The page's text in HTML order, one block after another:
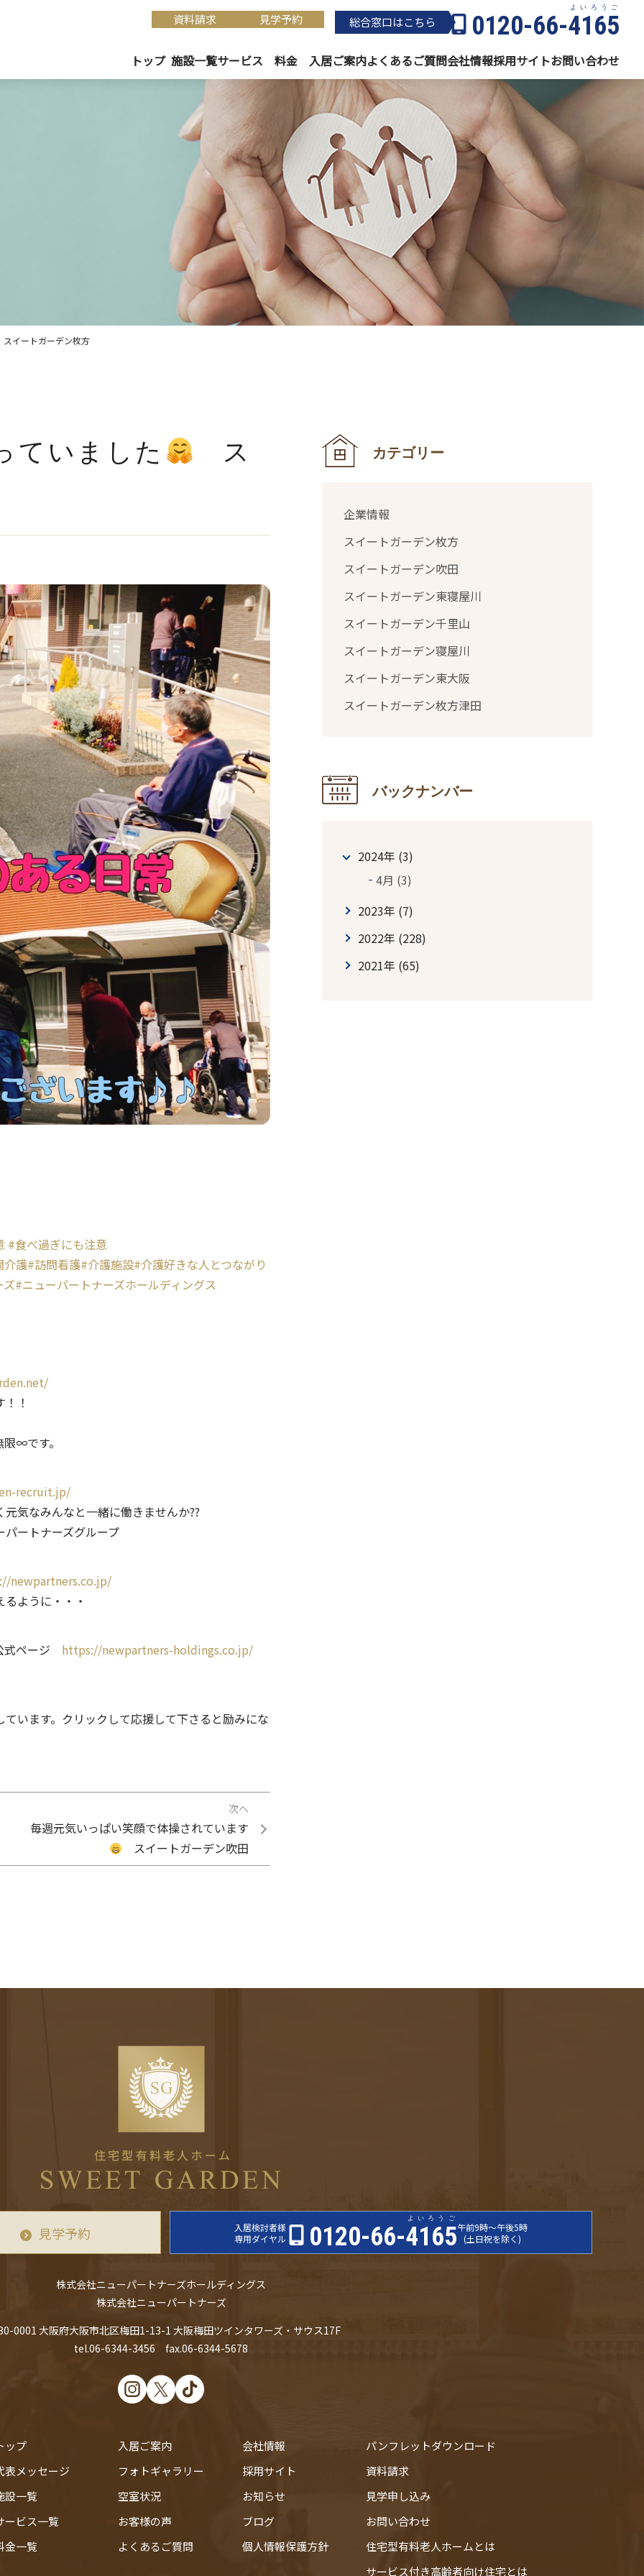
資料請求 見学予約 総合窓⼝はこちら 0120-66-4165
よいろうご
トップ 施設一覧サービス 料金 入居ご案内よくあるご質問会社情報採用サイトお問い合わせ
イートガーデン枚方
ていました ス
#食べ過ぎにも注意
介護#訪問看護#介護施設#介護好きな人とつながり
#ニューパートナーズホールディングス
！
∞です。
recruit.jp/
なみんなと一緒に働きませんか??
トナーズグループ
newpartners.co.jp/
ように・・・
式ページ https://newpartners-holdings.co.jp/
ます。クリックして応援して下さると励みにな
次へ
毎週元気いっぱい笑顔で体操されています
スイートガーデン吹田
カテゴリー
企業情報
スイートガーデン枚方
スイートガーデン吹田
スイートガーデン東寝屋川
スイートガーデン千里山
スイートガーデン寝屋川
スイートガーデン東大阪
スイートガーデン枚方津田
バックナンバー
2024年 (3)
4月 (3)
2023年 (7)
2022年 (228)
2021年 (65)
見学予約
入居検討者様
専用ダイヤル
0120-66-4165
よいろうご
午前9時〜午後5時
(土日祝を除く)
株式会社ニューパートナーズホールディングス
株式会社ニューパートナーズ
0001 大阪府大阪市北区梅田1-13-1 大阪梅田ツインタワーズ・サウス17F
tel.06-6344-3456 fax.06-6344-5678
ップ
表メッセージ
設一覧
ービス一覧
金一覧
入居ご案内
フォトギャラリー
空室状況
お客様の声
よくあるご質問
会社情報
採用サイト
お知らせ
ブログ
個人情報保護方針
パンフレットダウンロード
資料請求
見学申し込み
お問い合わせ
住宅型有料老人ホームとは
サービス付き高齢者向け住宅とは